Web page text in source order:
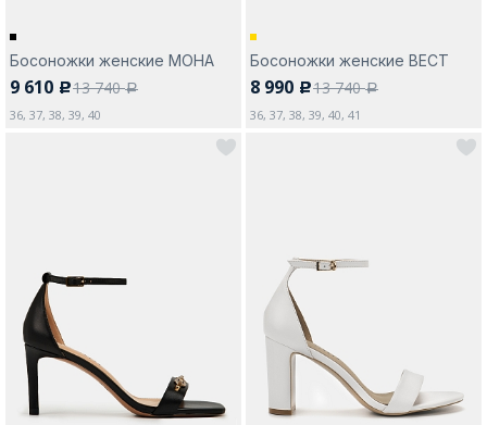
Да, все верно Изменить город
Босоножки женские МОНА
9 610 c13 740a
36, 37, 38, 39, 40
Босоножки женские ВЕСТ
8 990 c13 740a
36, 37, 38, 39, 40, 41